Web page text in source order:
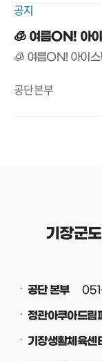
공지
🧊 여름ON! 아
공단본부
기장군
공단 본부
정관아쿠아드림
기장생활체육센